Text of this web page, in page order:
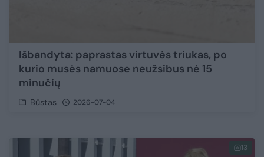
Išbandyta: paprastas virtuvės triukas, po
kurio musės namuose neužsibus nė 15
minučių
Būstas 2026-07-04
13